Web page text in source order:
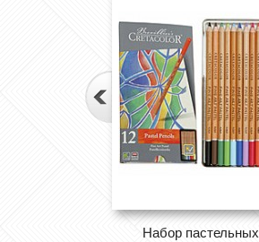
Набор пастельных